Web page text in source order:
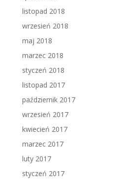
listopad 2018
wrzesień 2018
maj 2018
marzec 2018
styczeń 2018
listopad 2017
październik 2017
wrzesień 2017
kwiecień 2017
marzec 2017
luty 2017
styczeń 2017